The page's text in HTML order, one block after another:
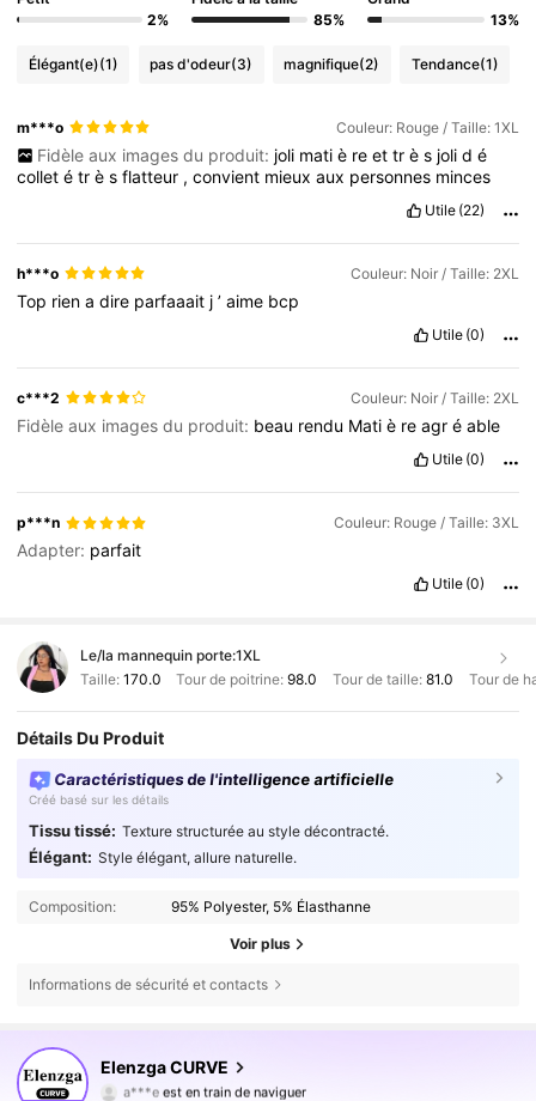
2%
85%
13%
Élégant(e)(1) pas d'odeur(3) magnifique(2) Tendance(1)
m***o Couleur: Rouge / Taille: 1XL
Fidèle aux images du produit: joli mati è re et tr è s joli d é
colletétrèsflatteur ,convient mieuxaux personnes minces
Utile (22)
h***o Couleur: Noir / Taille: 2XL
Top rienadire parfaaait j’aime bcp
Utile (0)
c***2 Couleur: Noir / Taille: 2XL
Fidèle aux images du produit: beau rendu Matiè reagréable
Utile (0)
p***n Couleur: Rouge / Taille: 3XL
Adapter: parfait
Utile (0)
Le/la mannequin porte:1XL
Taille: 170.0 Tour de poitrine:98.0 Tour de taille: 81.0 Tour de
Détails Du Produit
Caractéristiques de l'intelligence artificielle
Créé basé sur les détails
Tissu tissé: Texture structurée au style décontracté.
Élégant: Style élégant, allure naturelle.
Composition: 95% Polyester, 5% Élasthanne
Voir plus
Informations de sécurité et contacts
Elenzga CURVE
4,73
651K Suiveurs
a***e